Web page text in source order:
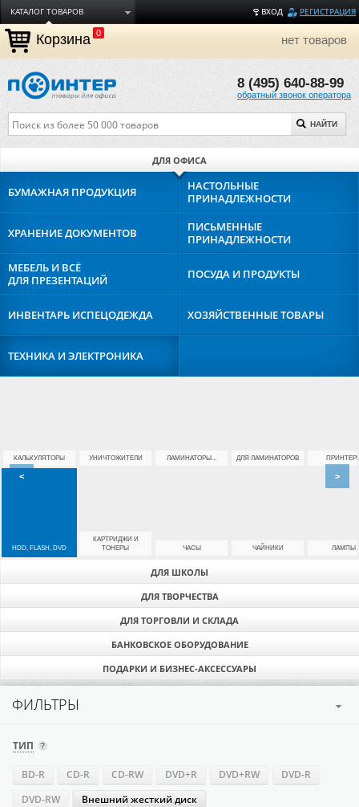
ВХОД РЕГИСТРАЦИЯ
КАТАЛОГ ТОВАРОВ
ДОСТАВКА
ОПЛАТА
ТОРГОВЫЕ МАРКИ
О КОМПАНИИ
Корзина 0 нет товаров
8 (495) 640-88-99
обратный звонок оператора
НАЙТИ
ДЛЯ ОФИСА
ДЛЯ ШКОЛЫ
ДЛЯ ТВОРЧЕСТВА
ДЛЯ ТОРГОВЛИ И СКЛАДА
БАНКОВСКОЕ ОБОРУДОВАНИЕ
ПОДАРКИ И БИЗНЕС-АКСЕССУАРЫ
БУМАЖНАЯ ПРОДУКЦИЯ
НАСТОЛЬНЫЕ
ПРИНАДЛЕЖНОСТИ
ХРАНЕНИЕДОКУМЕНТОВ
ПИСЬМЕННЫЕ
ПРИНАДЛЕЖНОСТИ
МЕБЕЛЬ И ВСЁ
ДЛЯ ПРЕЗЕНТАЦИЙ
ПОСУДА И ПРОДУКТЫ
ИНВЕНТАРЬ ИСПЕЦОДЕЖДА ХОЗЯЙСТВЕННЫЕТОВАРЫ
ТЕХНИКА ИЭЛЕКТРОНИКА
КАЛЬКУЛЯТОРЫ УНИЧТОЖИТЕЛИ ЛАМИНАТОРЫ... ДЛЯ ЛАМИНАТОРОВ
HDD, FLASH, DVD
КАРТРИДЖИ И
ТОНЕРЫ
ЧАСЫ ЧАЙНИКИ ЛАМПЫ
< >
ФИЛЬТРЫ
ТИП
BD-R CD-R CD-RW DVD+R DVD+RW
DVD-R
DVD-RW
Внешний жесткий диск